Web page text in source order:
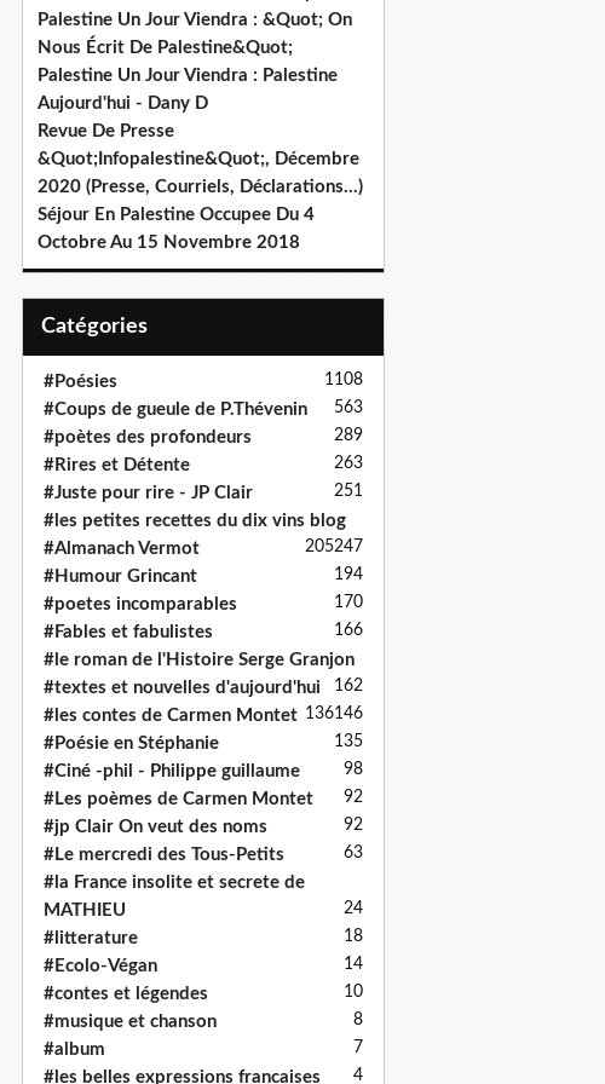
Palestine Un Jour Viendra : &Quot; On
Nous Écrit De Palestine&Quot;
Palestine Un Jour Viendra : Palestine
Aujourd'hui - Dany D
Revue De Presse
&Quot;Infopalestine&Quot;, Décembre
2020 (Presse, Courriels, Déclarations…)
Séjour En Palestine Occupee Du 4
Octobre Au 15 Novembre 2018
Catégories
#Poésies 1108
#Coups de gueule de P.Thévenin 563
#poètes des profondeurs 289
#Rires et Détente 263
#Juste pour rire - JP Clair 251
#les petites recettes du dix vins blog
247
#Almanach Vermot 205
#Humour Grincant 194
#poetes incomparables 170
#Fables et fabulistes 166
#le roman de l'Histoire Serge Granjon
162
#textes et nouvelles d'aujourd'hui
146
#les contes de Carmen Montet 136
#Poésie en Stéphanie 135
#Ciné -phil - Philippe guillaume 98
#Les poèmes de Carmen Montet 92
#jp Clair On veut des noms 92
#Le mercredi des Tous-Petits 63
#la France insolite et secrete de
MATHIEU
24
#litterature 18
#Ecolo-Végan 14
#contes et légendes 10
#musique et chanson 8
#album 7
#les belles expressions francaises 4